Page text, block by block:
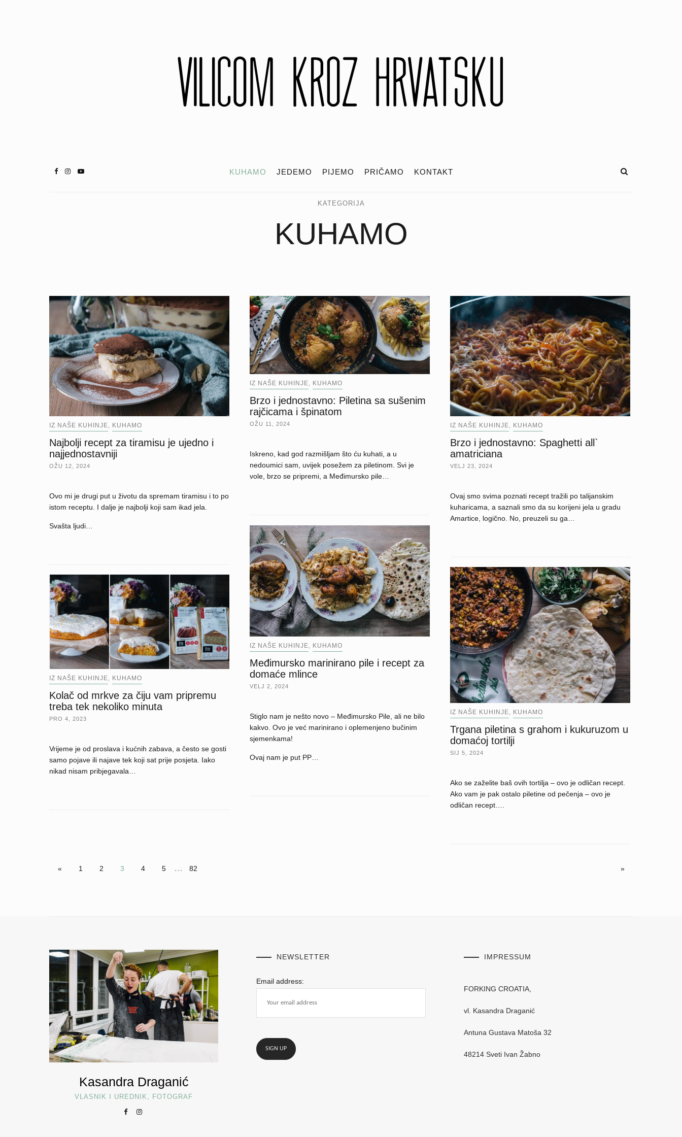
KUHAMO JEDEMO PIJEMO PRIČAMO KONTAKT
KATEGORIJA
KUHAMO
IZ NAŠE KUHINJE KUHAMO
Najbolji recept za tiramisu je ujedno i
najjednostavniji
OŽU 12, 2024
Ovo mi je drugi put u životu da spremam tiramisu i to po
istom receptu. I dalje je najbolji koji sam ikad jela.
Svašta ljudi…
IZ NAŠE KUHINJE KUHAMO
Brzo i jednostavno: Piletina sa sušenim
rajčicama i špinatom
OŽU 11, 2024
Iskreno, kad god razmišljam što ću kuhati, a u
nedoumici sam, uvijek posežem za piletinom. Svi je
vole, brzo se pripremi, a Međimursko pile…
IZ NAŠE KUHINJE KUHAMO
Brzo i jednostavno: Spaghetti all`
amatriciana
VELJ 23, 2024
Ovaj smo svima poznati recept tražili po talijanskim
kuharicama, a saznali smo da su korijeni jela u gradu
Amartice, logično. No, preuzeli su ga…
IZ NAŠE KUHINJE KUHAMO
Međimursko marinirano pile i recept za
domaće mlince
VELJ 2, 2024
Stiglo nam je nešto novo – Međimursko Pile, ali ne bilo
kakvo. Ovo je već marinirano i oplemenjeno bučinim
sjemenkama!
Ovaj nam je put PP…
IZ NAŠE KUHINJE KUHAMO
Trgana piletina s grahom i kukuruzom u
domaćoj tortilji
SIJ 5, 2024
Ako se zaželite baš ovih tortilja – ovo je odličan recept.
Ako vam je pak ostalo piletine od pečenja – ovo je
odličan recept….
IZ NAŠE KUHINJE KUHAMO
Kolač od mrkve za čiju vam pripremu
treba tek nekoliko minuta
PRO 4, 2023
Vrijeme je od proslava i kućnih zabava, a često se gosti
samo pojave ili najave tek koji sat prije posjeta. Iako
nikad nisam pribjegavala…
« 1 2 3 4 5 … 82 »
Kasandra Draganić
VLASNIK I UREDNIK, FOTOGRAF
NEWSLETTER
Email address:
IMPRESSUM
FORKING CROATIA,
vl. Kasandra Draganić
Antuna Gustava Matoša 32
48214 Sveti Ivan Žabno